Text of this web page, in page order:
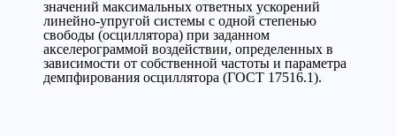
значений максимальных ответных ускорений
линейно-упругой системы с одной степенью
свободы (осциллятора) при заданном
акселерограммой воздействии, определенных в
зависимости от собственной частоты и параметра
демпфирования осциллятора (ГОСТ 17516.1).